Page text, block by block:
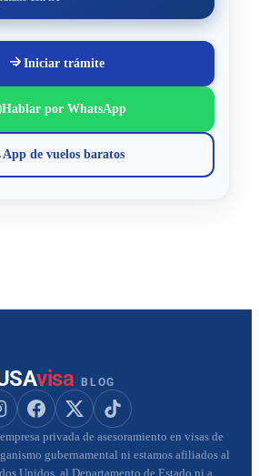
Iniciar trámite
Hablar por WhatsApp
App de vuelos baratos
visa BLOG
a USAvisa en Instagram
Seguir a USAvisa en Facebook
Seguir a USAvisa en X
Seguir a USAvisa en
privada de asesoramiento en visas de
gubernamental ni estamos afiliados al
Unidos, al Departamento de Estado ni a